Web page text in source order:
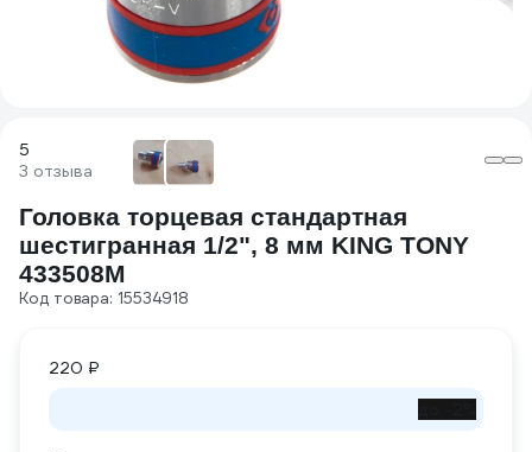
5
3 отзыва
Головка торцевая стандартная
шестигранная 1/2", 8 мм KING TONY
433508M
Код товара: 15534918
220 ₽